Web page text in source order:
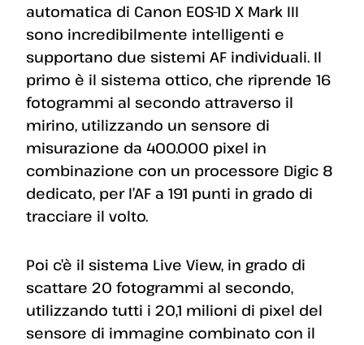
automatica di Canon EOS-1D X Mark III
sono incredibilmente intelligenti e
supportano due sistemi AF individuali. Il
primo è il sistema ottico, che riprende 16
fotogrammi al secondo attraverso il
mirino, utilizzando un sensore di
misurazione da 400.000 pixel in
combinazione con un processore Digic 8
dedicato, per l’AF a 191 punti in grado di
tracciare il volto.
Poi c’è il sistema Live View, in grado di
scattare 20 fotogrammi al secondo,
utilizzando tutti i 20,1 milioni di pixel del
sensore di immagine combinato con il